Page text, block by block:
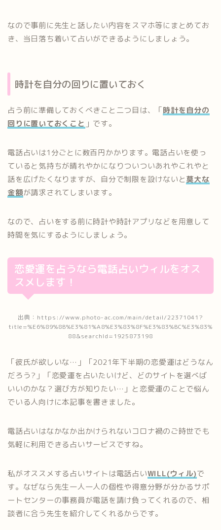
なので事前に先生と話したい内容をスマホ等にまとめてお
き、当日落ち着いて占いができるようにしましょう。
時計を自分の回りに置いておく
占う前に準備しておくべきこと二つ目は、「時計を自分の
回りに置いておくこと 」です。
電話占いは1分ごとに数百円かかります。電話占いを使っ
ていると気持ちが晴れやかになりついついあれやこれやと
話を広げたくなりますが、自分で制限を設けないと莫大な
金額が請求されてしまいます。
なので、占いをする前に時計や時計アプリなどを用意して
時間を気にするようにしましょう。
恋愛運を占うなら電話占いウィルをオス
スメします！
出典：https://www.photo-ac.com/main/detail/22371041?
title=%E6%89%8B%E3%81%A8%E3%83%8F%E3%83%BC%E3%83%
88&searchId=1925873198
「彼氏が欲しいな…」「2021年下半期の恋愛運はどうなん
だろう?」「恋愛運を占いたいけど、どのサイトを選べば
いいのかな？選び方が知りたい…」と恋愛運のことで悩ん
でいる人向けに本記事を書きました。
電話占いはなかなか出かけられないコロナ禍のご時世でも
気軽に利用できる占いサービスですね。
私がオススメする占いサイトは電話占いWILL(ウィル)で
す。なぜなら先生一人一人の個性や得意分野が分かるサポ
ートセンターの事務員が電話を請け負ってくれるので、相
談者に合う先生を紹介してくれるからです。